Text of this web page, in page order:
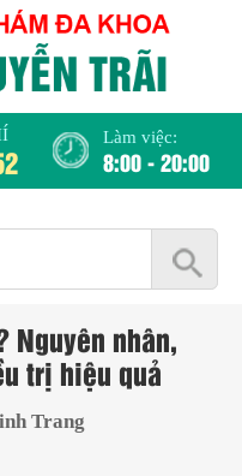
Làm việc:
8:00 - 20:00
Nguyên nhân,
trị hiệu quả
Trang